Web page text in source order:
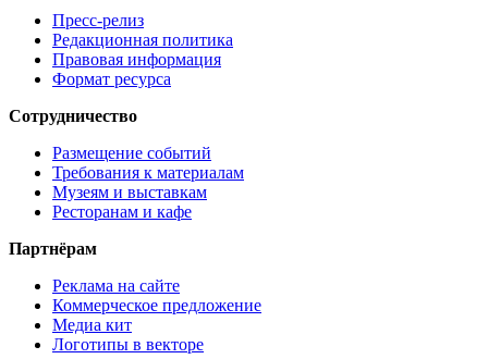
Пресс-релиз
Редакционная политика
Правовая информация
Формат ресурса
Сотрудничество
Размещение событий
Требования к материалам
Музеям и выставкам
Ресторанам и кафе
Партнёрам
Реклама на сайте
Коммерческое предложение
Медиа кит
Логотипы в векторе